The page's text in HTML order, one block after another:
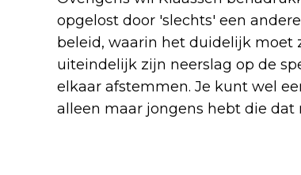
opgelost door 'slechts' een
beleid, waarin het duidelijk moet
uiteindelijk zijn neerslag op de
elkaar afstemmen. Je kunt wel
alleen maar jongens hebt die dat